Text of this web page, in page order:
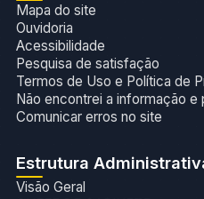
Mapa do site
Ouvidoria
Acessibilidade
Pesquisa de satisfação
Termos de Uso e Política de
Não encontrei a informação e
Comunicar erros no site
Estrutura
Visão Geral